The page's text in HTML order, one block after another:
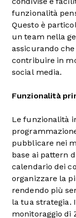
funzionalità
Questo è
un team nella
assicurando
contribuire in
social media.
Funzionalità
Le funzionalità
pubblicare nei
base ai pattern
calendario dei
organizzare la
rendendo più
la tua strategia.
monitoraggio di